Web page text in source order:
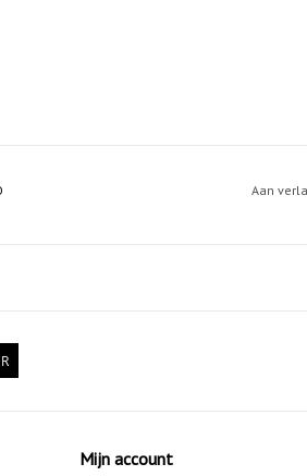
Aan
Mijn account